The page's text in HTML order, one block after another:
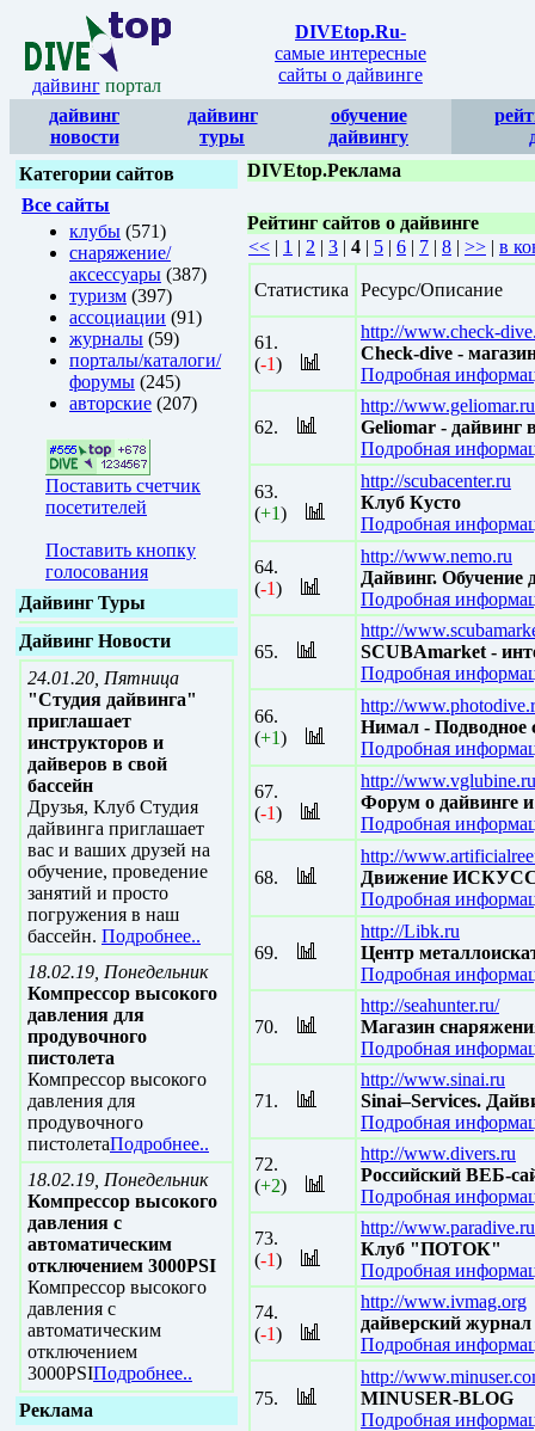
дайвинг портал
DIVEtop.Ru-
самые интересные
сайты о дайвинге
дайвинг
новости
дайвинг
туры
обучение
дайвингу
Категории сайтов
Все сайты
клубы (571)
снаряжение/
аксессуары (387)
туризм (397)
ассоциации (91)
журналы (59)
порталы/каталоги/
форумы (245)
авторские (207)
Поставить счетчик
посетителей
Поставить кнопку
голосования
Дайвинг Туры
Дайвинг Новости
24.01.20, Пятница
"Студия дайвинга"
приглашает
инструкторов и
дайверов в свой
бассейн
Друзья, Клуб Студия
дайвинга приглашает
вас и ваших друзей на
обучение, проведение
занятий и просто
погружения в наш
бассейн. Подробнее..
18.02.19, Понедельник
Компрессор высокого
давления для
продувочного
пистолета
Компрессор высокого
давления для
продувочного
пистолетаПодробнее..
18.02.19, Понедельник
Компрессор высокого
давления с
автоматическим
отключением 3000PSI
Компрессор высокого
давления с
автоматическим
отключением
3000PSIПодробнее..
Реклама
DIVEtop.Реклама
Рейтинг сайтов о дайвинге
<< | 1 | 2 | 3 | 4 | 5 | 6 | 7 | 8 | >> | в
Статистика Ресурс/Описание
61.
(-1)
http://www.check-
Check-dive -
Подробная
62.
http://www.geliomar.ru
Geliomar - дайвинг
Подробная
63.
(+1)
http://scubacenter.ru
Клуб Кусто
Подробная
64.
(-1)
http://www.nemo.ru
Дайвинг. Обучение
Подробная
65.
http://
SCUBAmarket -
Подробная
66.
(+1)
http://
Нимал - Подводное
Подробная
67.
(-1)
http://www.vglubine.ru
Форум о дайвинге и
Подробная
68.
http://
Движение
Подробная
69.
http://Libk.ru
Центр
Подробная
70.
http://seahunter.ru/
Магазин
Подробная
71.
http://www.sinai.ru
Sinai–Services.
Подробная
72.
(+2)
http://www.divers.ru
Российский ВЕБ-
Подробная
73.
(-1)
http://www.paradive.ru
Клуб "ПОТОК"
Подробная
74.
(-1)
http://www.ivmag.org
дайверский
Подробная
75.
http://
MINUSER-BLOG
Подробная